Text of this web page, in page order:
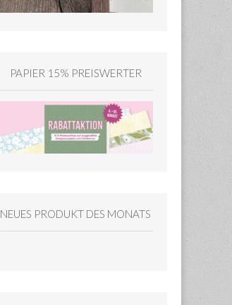
PAPIER 15% PREISWERTER
NEUES PRODUKT DES MONATS